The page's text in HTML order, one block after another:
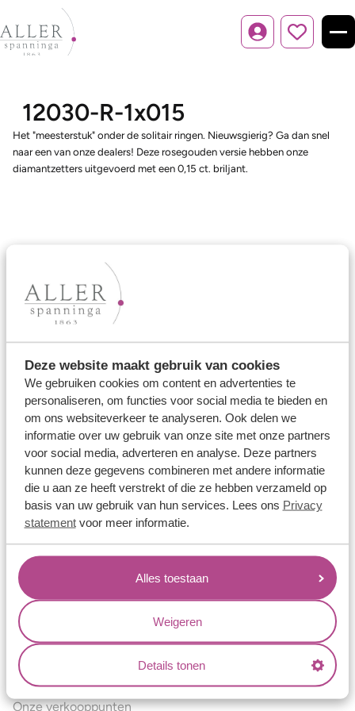
Deze website maakt gebruik van cookies
We gebruiken cookies om content en advertenties te
personaliseren, om functies voor social media te bieden en
om ons websiteverkeer te analyseren. Ook delen we
informatie over uw gebruik van onze site met onze partners
voor social media, adverteren en analyse. Deze partners
kunnen deze gegevens combineren met andere informatie
die u aan ze heeft verstrekt of die ze hebben verzameld op
basis van uw gebruik van hun services. Lees ons Privacy
statementvoor meer informatie.
Alles toestaan
Weigeren
Details tonen
Inloggen
12030-R-1x015
Het "meesterstuk" onder de solitair ringen. Nieuwsgierig? Ga dan snel
naar een van onze dealers! Deze rosegouden versie hebben onze
diamantzetters uitgevoerd met een 0,15 ct. briljant.
Ons aanbod
Trouwringen
Verlovingsringen
Vriendschapsringen
Over ons
Aller Spanninga
Historie
Certificaten
Blogs
Jouw voordelen
Conflictvrije Materialen
Oneindig veel mogelijkheden
Kwaliteit
Juweliers & Contact
Onze verkooppunten